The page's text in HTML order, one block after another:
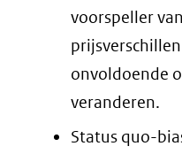
voorspeller
onvoldoende
veranderen.
Status quo-